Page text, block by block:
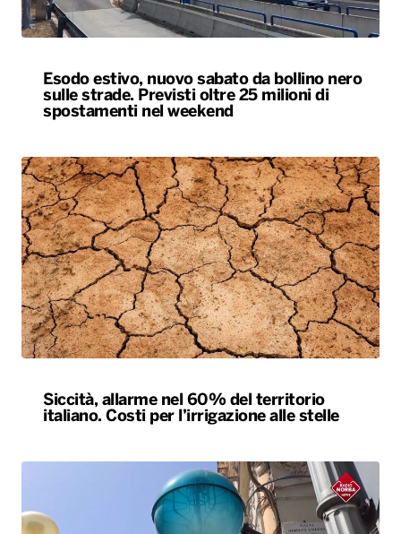
Esodo estivo, nuovo sabato da bollino nero
sulle strade. Previsti oltre 25 milioni di
spostamenti nel weekend
Siccità, allarme nel 60% del territorio
italiano. Costi per l’irrigazione alle stelle